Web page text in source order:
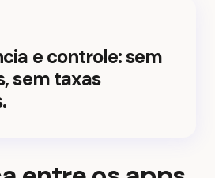
e controle: sem
sem taxas